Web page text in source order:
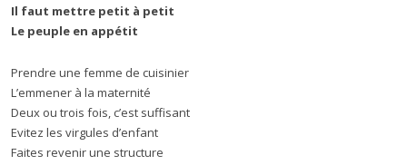
Il faut mettre petit à petit
Le peuple en appétit
Prendre une femme de cuisinier
L’emmener à la maternité
Deux ou trois fois, c’est suffisant
Evitez les virgules d’enfant
Faites revenir une structure